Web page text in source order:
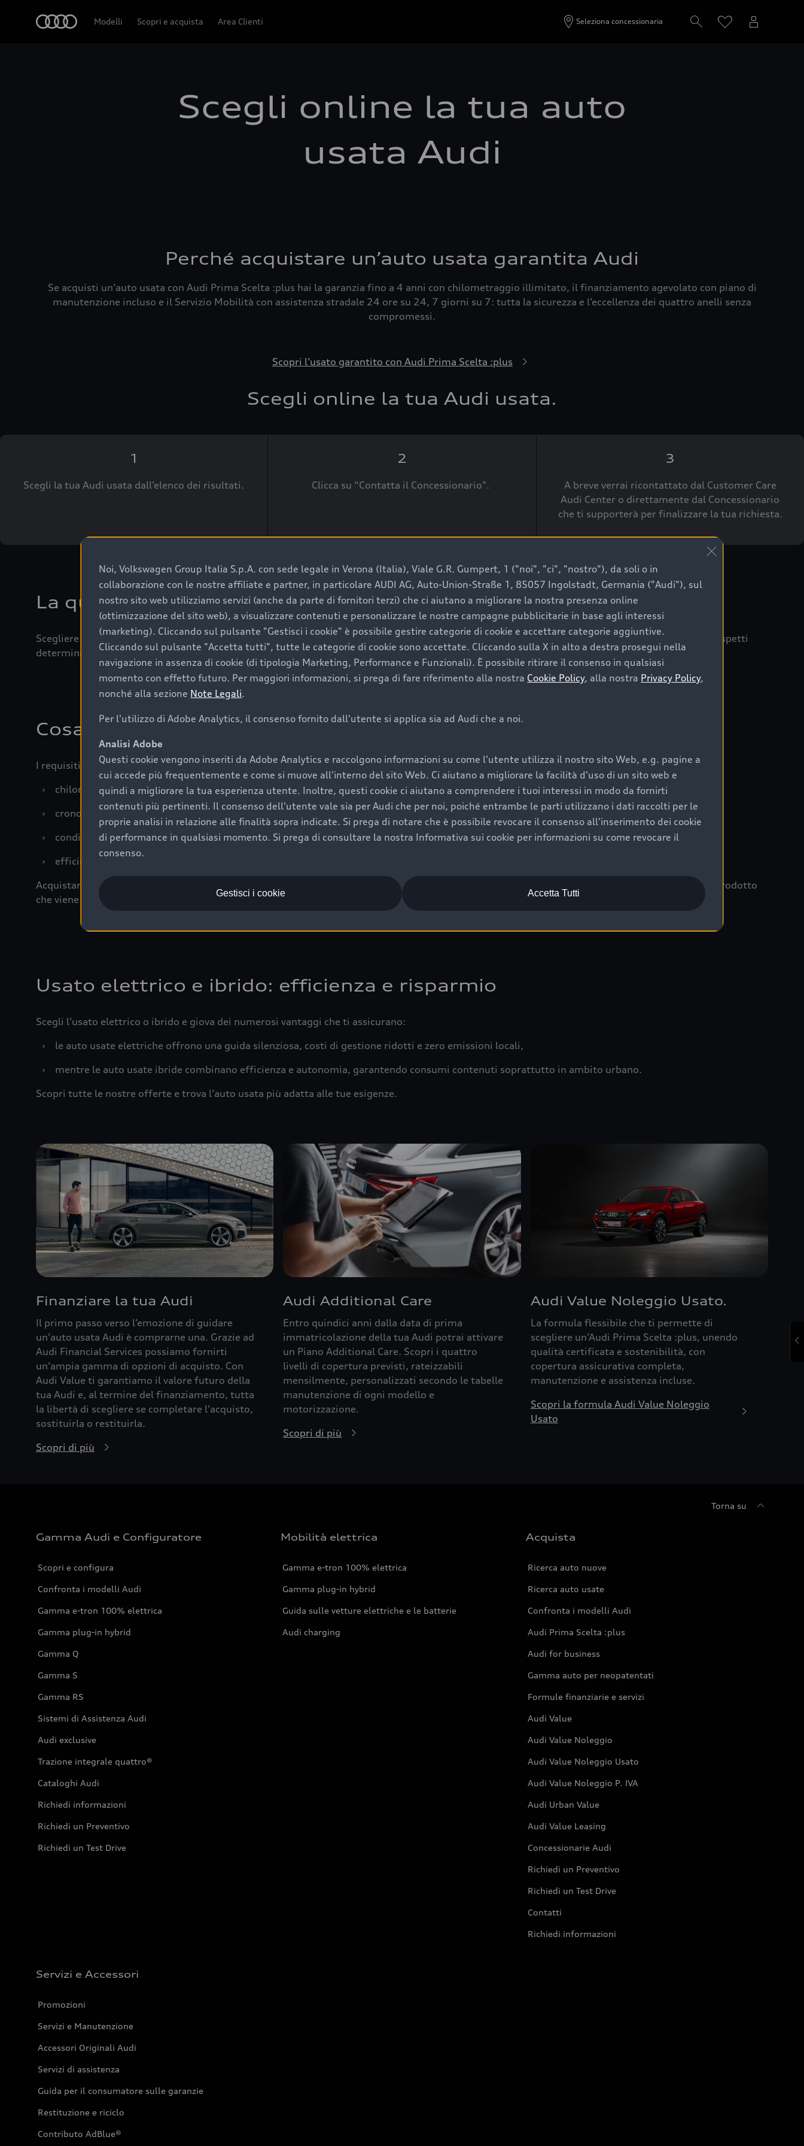
Modelli Scopri e acquista Area Clienti Seleziona concessionaria
Scegli online la tua auto
usata Audi
Perché acquistare un’auto usata garantita Audi
Se acquisti un’auto usata con Audi Prima Scelta :plus hai la garanzia fino a 4 anni con chilometraggio illimitato, il finanziamento agevolato con piano di
manutenzione incluso e il Servizio Mobilità con assistenza stradale 24 ore su 24, 7 giorni su 7: tutta la sicurezza e l’eccellenza dei quattro anelli senza
compromessi.
Scopri l’usato garantito con Audi Prima Scelta :plus
Scegli online la tua Audi usata.
1
Scegli la tua Audi usata dall’elenco dei risultati.
2
Clicca su “Contatta il Concessionario".
3
A breve verrai ricontattato dal Customer Care
Audi Center o direttamente dal Concessionario
che ti supporterà per finalizzare la tua richiesta.
La qualità di acquistare un’auto usata Audi
Scegliere un’auto usata è una decisione che coniuga convenienza, affidabilità e sostenibilità. Per fare un acquisto sicuro, è essenziale considerare aspetti
determinanti come la garanzia inclusa e l’affidabilità del marchio. Audi offre l’auto usata perfetta tramite Audi Prima Scelta :plus
Cosa sapere prima di acquistare la tua prossima auto
I requisiti fondamentali da considerare prima di acquistare un’auto usata, oltre al prezzo e all'aspetto, sono:
›
chilometraggio: un valore contenuto corrisponde a uno stato migliore del veicolo e a una maggiore durata nel tempo;
›
cronologia dei tagliandi: una documentazione completa della vettura certifica una manutenzione costante e accurata;
›
condizioni della carrozzeria e degli interni: una buona conservazione evidenzia cura e attenzione del precedente proprietario;
›
efficienza meccanica: motore, trasmissione e componenti principali in ottimo stato garantiscono prestazioni affidabili e sicure.
Acquistare un’auto usata in una Concessionaria ufficiale Audi che offre l’usato garantito tramite Audi Prima Scelta :plus, significa affidarsi ad un prodotto
che viene sottoposto a 110 controlli approfonditi e coperto da garanzia fino a 4 anni per una maggiore tutela del tuo acquisto.
Usato elettrico e ibrido: efficienza e risparmio
Scegli l’usato elettrico o ibrido e giova dei numerosi vantaggi che ti assicurano:
›
le auto usate elettriche offrono una guida silenziosa, costi di gestione ridotti e zero emissioni locali,
›
mentre le auto usate ibride combinano efficienza e autonomia, garantendo consumi contenuti soprattutto in ambito urbano.
Scopri tutte le nostre offerte e trova l’auto usata più adatta alle tue esigenze.
Finanziare la tua Audi
Il primo passo verso l’emozione di guidare
un’auto usata Audi è comprarne una. Grazie ad
Audi Financial Services possiamo fornirti
un’ampia gamma di opzioni di acquisto. Con
Audi Value ti garantiamo il valore futuro della
tua Audi e, al termine del finanziamento, tutta
la libertà di scegliere se completare l’acquisto,
sostituirla o restituirla.
Scopri di più
Audi Additional Care
Entro quindici anni dalla data di prima
immatricolazione della tua Audi potrai attivare
un Piano Additional Care. Scopri i quattro
livelli di copertura previsti, rateizzabili
mensilmente, personalizzati secondo le tabelle
manutenzione di ogni modello e
motorizzazione.
Scopri di più
Audi Value Noleggio Usato.
La formula flessibile che ti permette di
scegliere un’Audi Prima Scelta :plus, unendo
qualità certificata e sostenibilità, con
copertura assicurativa completa,
manutenzione e assistenza incluse.
Scopri la formula Audi Value Noleggio
Usato
Torna su
Gamma Audi e Configuratore
Scopri e configura
Confronta i modelli Audi
Gamma e-tron 100% elettrica
Gamma plug-in hybrid
Gamma Q
Gamma S
Gamma RS
Sistemi di Assistenza Audi
Audi exclusive
Trazione integrale quattro®
Cataloghi Audi
Richiedi informazioni
Richiedi un Preventivo
Richiedi un Test Drive
Mobilità elettrica
Gamma e-tron 100% elettrica
Gamma plug-in hybrid
Guida sulle vetture elettriche e le batterie
Audi charging
Acquista
Ricerca auto nuove
Ricerca auto usate
Confronta i modelli Audi
Audi Prima Scelta :plus
Audi for business
Gamma auto per neopatentati
Formule finanziarie e servizi
Audi Value
Audi Value Noleggio
Audi Value Noleggio Usato
Audi Value Noleggio P. IVA
Audi Urban Value
Audi Value Leasing
Concessionarie Audi
Richiedi un Preventivo
Richiedi un Test Drive
Contatti
Richiedi informazioni
Servizi e Accessori
Promozioni
Servizi e Manutenzione
Accessori Originali Audi
Servizi di assistenza
Guida per il consumatore sulle garanzie
Restituzione e riciclo
Contributo AdBlue®
Noi, Volkswagen Group Italia S.p.A. con sede legale in Verona (Italia), Viale G.R. Gumpert, 1 ("noi", "ci", "nostro"), da soli o in
collaborazione con le nostre affiliate e partner, in particolare AUDI AG, Auto-Union-Straße 1, 85057 Ingolstadt, Germania ("Audi"), sul
nostro sito web utilizziamo servizi (anche da parte di fornitori terzi) che ci aiutano a migliorare la nostra presenza online
(ottimizzazione del sito web), a visualizzare contenuti e personalizzare le nostre campagne pubblicitarie in base agli interessi
(marketing). Cliccando sul pulsante "Gestisci i cookie" è possibile gestire categorie di cookie e accettare categorie aggiuntive.
Cliccando sul pulsante "Accetta tutti", tutte le categorie di cookie sono accettate. Cliccando sulla X in alto a destra prosegui nella
navigazione in assenza di cookie (di tipologia Marketing, Performance e Funzionali). È possibile ritirare il consenso in qualsiasi
momento con effetto futuro. Per maggiori informazioni, si prega di fare riferimento alla nostra Cookie Policy, alla nostra Privacy Policy,
nonché alla sezione Note Legali.
Per l'utilizzo di Adobe Analytics, il consenso fornito dall'utente si applica sia ad Audi che a noi.
Analisi Adobe
Questi cookie vengono inseriti da Adobe Analytics e raccolgono informazioni su come l'utente utilizza il nostro sito Web, e.g. pagine a
cui accede più frequentemente e come si muove all'interno del sito Web. Ci aiutano a migliorare la facilità d'uso di un sito web e
quindi a migliorare la tua esperienza utente. Inoltre, questi cookie ci aiutano a comprendere i tuoi interessi in modo da fornirti
contenuti più pertinenti. Il consenso dell'utente vale sia per Audi che per noi, poiché entrambe le parti utilizzano i dati raccolti per le
proprie analisi in relazione alle finalità sopra indicate. Si prega di notare che è possibile revocare il consenso all'inserimento dei cookie
di performance in qualsiasi momento. Si prega di consultare la nostra Informativa sui cookie per informazioni su come revocare il
consenso.
Accetta Tutti
Gestisci i cookie